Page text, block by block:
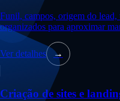
Funil, campos, origem do
organizados para aproximar
Ver detalhes →
Criação de sites e